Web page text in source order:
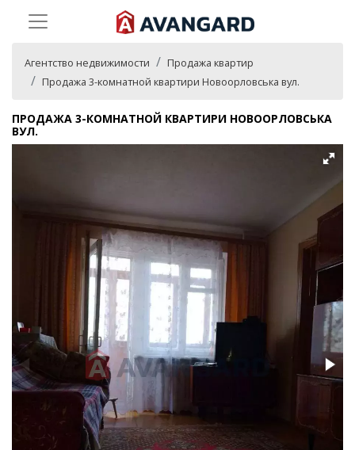
Агентство недвижимости
Продажа квартир
Продажа 3-комнатной квартири Новоорловська вул.
ПРОДАЖА 3-КОМНАТНОЙ КВАРТИРИ НОВООРЛОВСЬКА
ВУЛ.